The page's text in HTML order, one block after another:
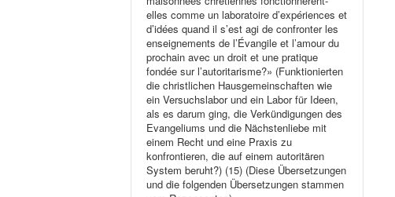
elles comme un laboratoire d’expériences et
d’idées quand il s’est agi de confronter les
enseignements de l’Évangile et l’amour du
prochain avec un droit et une pratique
fondée sur l’autoritarisme?» (Funktionierten
die christlichen Hausgemeinschaften wie
ein Versuchslabor und ein Labor für Ideen,
als es darum ging, die Verkündigungen des
Evangeliums und die Nächstenliebe mit
einem Recht und eine Praxis zu
konfrontieren, die auf einem autoritären
System beruht?) (15) (Diese Übersetzungen
und die folgenden Übersetzungen stammen